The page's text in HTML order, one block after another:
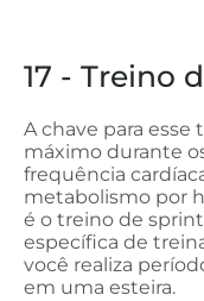
17 - Treino
A chave para esse
máximo durante
frequência
metabolismo por
é o treino de
específica de
você realiza
em uma esteira.